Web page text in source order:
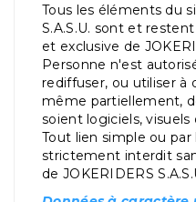
Tous les éléments du
S.A.S.U. sont et
et exclusive de
Personne n'est
rediffuser, ou utiliser à
même partiellement,
soient logiciels, visuels
Tout lien simple ou
strictement interdit
de JOKERIDERS